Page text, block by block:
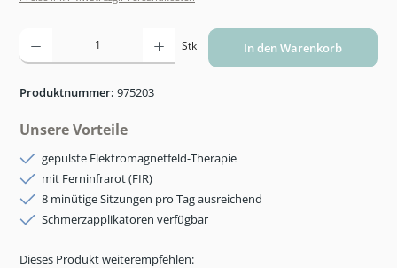
Produkt Anzahl: Gib den gewünschten Wert ein oder benutze die Schaltflächen um die
Stk In den Warenkorb
Produktnummer: 975203
Unsere Vorteile
gepulste Elektromagnetfeld-Therapie
mit Ferninfrarot (FIR)
8 minütige Sitzungen pro Tag ausreichend
Schmerzapplikatoren verfügbar
Dieses Produkt weiterempfehlen: